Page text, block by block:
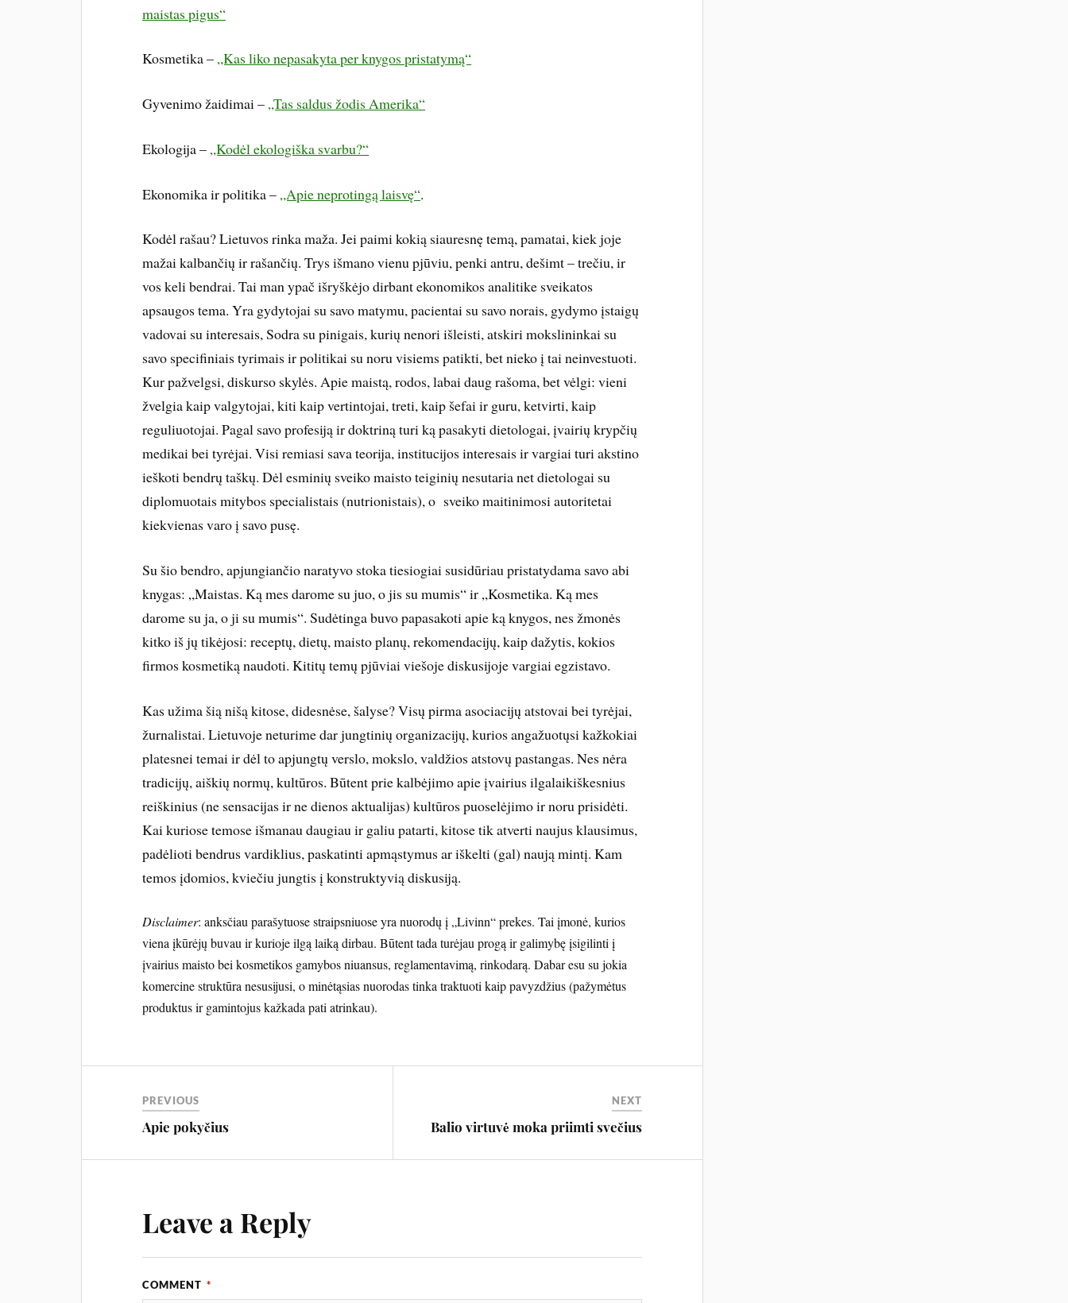
maistas pigus“
Kosmetika – „Kas liko nepasakyta per knygos pristatymą“
Gyvenimo žaidimai – „Tas saldus žodis Amerika“
Ekologija – „Kodėl ekologiška svarbu?“
Ekonomika ir politika – „Apie neprotingą laisvę“.
Kodėl rašau? Lietuvos rinka maža. Jei paimi kokią siauresnę temą, pamatai, kiek joje
mažai kalbančių ir rašančių. Trys išmano vienu pjūviu, penki antru, dešimt – trečiu, ir
vos keli bendrai. Tai man ypač išryškėjo dirbant ekonomikos analitike sveikatos
apsaugos tema. Yra gydytojai su savo matymu, pacientai su savo norais, gydymo įstaigų
vadovai su interesais, Sodra su pinigais, kurių nenori išleisti, atskiri mokslininkai su
savo specifiniais tyrimais ir politikai su noru visiems patikti, bet nieko į tai neinvestuoti.
Kur pažvelgsi, diskurso skylės. Apie maistą, rodos, labai daug rašoma, bet vėlgi: vieni
žvelgia kaip valgytojai, kiti kaip vertintojai, treti, kaip šefai ir guru, ketvirti, kaip
reguliuotojai. Pagal savo profesiją ir doktriną turi ką pasakyti dietologai, įvairių krypčių
medikai bei tyrėjai. Visi remiasi sava teorija, institucijos interesais ir vargiai turi akstino
ieškoti bendrų taškų. Dėl esminių sveiko maisto teiginių nesutaria net dietologai su
diplomuotais mitybos specialistais (nutrionistais), o sveiko maitinimosi autoritetai
kiekvienas varo į savo pusę.
Su šio bendro, apjungiančio naratyvo stoka tiesiogiai susidūriau pristatydama savo abi
knygas: „Maistas. Ką mes darome su juo, o jis su mumis“ ir „Kosmetika. Ką mes
darome su ja, o ji su mumis“. Sudėtinga buvo papasakoti apie ką knygos, nes žmonės
kitko iš jų tikėjosi: receptų, dietų, maisto planų, rekomendacijų, kaip dažytis, kokios
firmos kosmetiką naudoti. Kititų temų pjūviai viešoje diskusijoje vargiai egzistavo.
Kas užima šią nišą kitose, didesnėse, šalyse? Visų pirma asociacijų atstovai bei tyrėjai,
žurnalistai. Lietuvoje neturime dar jungtinių organizacijų, kurios angažuotųsi kažkokiai
platesnei temai ir dėl to apjungtų verslo, mokslo, valdžios atstovų pastangas. Nes nėra
tradicijų, aiškių normų, kultūros. Būtent prie kalbėjimo apie įvairius ilgalaikiškesnius
reiškinius (ne sensacijas ir ne dienos aktualijas) kultūros puoselėjimo ir noru prisidėti.
Kai kuriose temose išmanau daugiau ir galiu patarti, kitose tik atverti naujus klausimus,
padėlioti bendrus vardiklius, paskatinti apmąstymus ar iškelti (gal) naują mintį. Kam
temos įdomios, kviečiu jungtis į konstruktyvią diskusiją.
Disclaimer: anksčiau parašytuose straipsniuose yra nuorodų į „Livinn“ prekes. Tai įmonė, kurios
viena įkūrėjų buvau ir kurioje ilgą laiką dirbau. Būtent tada turėjau progą ir galimybę įsigilinti į
įvairius maisto bei kosmetikos gamybos niuansus, reglamentavimą, rinkodarą. Dabar esu su jokia
komercine struktūra nesusijusi, o minėtąsias nuorodas tinka traktuoti kaip pavyzdžius (pažymėtus
produktus ir gamintojus kažkada pati atrinkau).
PREVIOUS
Apie pokyčius
NEXT
Balio virtuvė moka priimti svečius
Leave a Reply
COMMENT *